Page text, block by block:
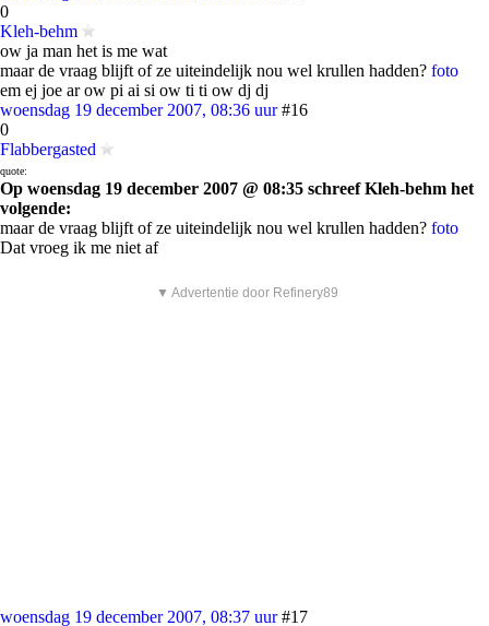
0
Kleh-behm
ow ja man het is me wat
maar de vraag blijft of ze uiteindelijk nou wel krullen hadden? foto
em ej joe ar ow pi ai si ow ti ti ow dj dj
woensdag 19 december 2007, 08:36 uur #16
0
Flabbergasted
quote:
Op woensdag 19 december 2007 @ 08:35 schreef Kleh-behm het
volgende:
maar de vraag blijft of ze uiteindelijk nou wel krullen hadden? foto
Dat vroeg ik me niet af
▼ Advertentie door Refinery89
woensdag 19 december 2007, 08:37 uur #17